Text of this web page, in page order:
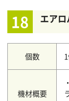
18 エア
個数
機材概要